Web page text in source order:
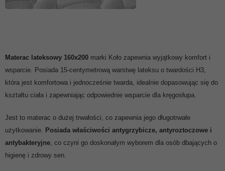
Materac lateksowy 160x200 marki Koło zapewnia wyjątkowy komfort i
wsparcie. Posiada 15-centymetrową warstwę lateksu o twardości H3,
która jest komfortowa i jednocześnie twarda, idealnie dopasowując się do
kształtu ciała i zapewniając odpowiednie wsparcie dla kręgosłupa.
Jest to materac o dużej trwałości, co zapewnia jego długotrwałe
użytkowanie. Posiada właściwości antygrzybicze, antyroztoczowe i
antybakteryjne, co czyni go doskonałym wyborem dla osób dbających o
higienę i zdrowy sen.